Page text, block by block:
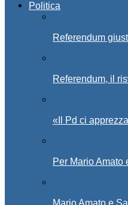
Politica
Referendum
Referendum, il
«Il Pd ci
Per Mario